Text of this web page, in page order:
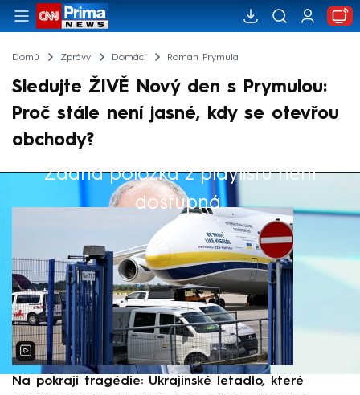
Domů Zprávy Domácí Roman Prymula
Sledujte ŽIVĚ Nový den s Prymulou:
Proč stále není jasné, kdy se otevřou
obchody?
Žádná položka z playlistu není
dostupná.
Výběr redakce
Na pokraji tragédie: Ukrajinské letadlo, které